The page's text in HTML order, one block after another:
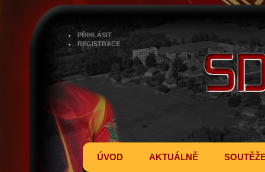
PŘIHLÁSIT
REGISTRACE
ÚVOD AKTUÁLNĚ